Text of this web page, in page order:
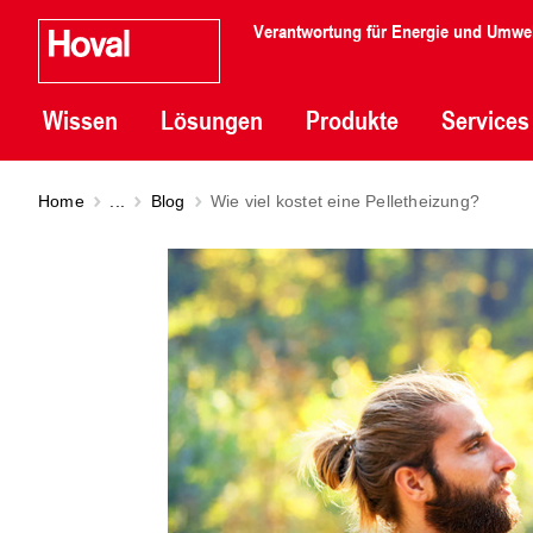
Verantwortung für Energie und
Wissen Lösungen Produkte Services
Home Blog Wie viel kostet eine Pelletheizung?